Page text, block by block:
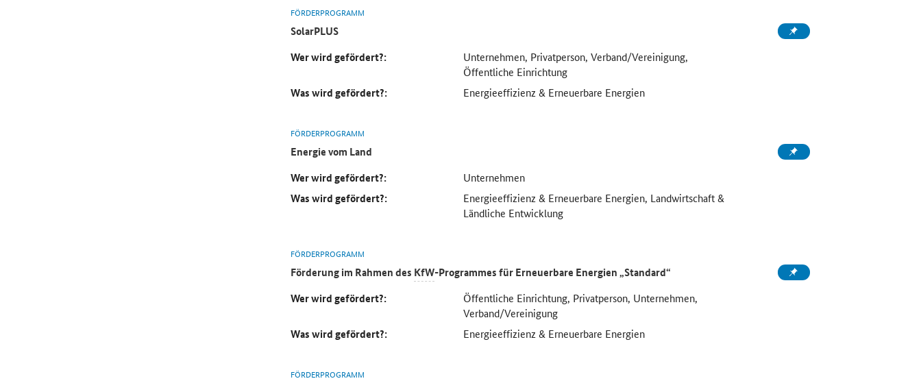
FÖRDERPROGRAMM
SolarPLUS
Wer wird gefördert?:
Unternehmen, Privatperson, Verband/Vereinigung,
Öffentliche Einrichtung
Was wird gefördert?: Energieeffizienz & Erneuerbare Energien
FÖRDERPROGRAMM
Energie vom Land
Wer wird gefördert?:
Unternehmen
Was wird gefördert?:
Energieeffizienz & Erneuerbare Energien, Landwirtschaft &
Ländliche Entwicklung
FÖRDERPROGRAMM
Förderung im Rahmen des KfW-Programmes für Erneuerbare Energien „Standard“
Wer wird gefördert?:
Öffentliche Einrichtung, Privatperson, Unternehmen,
Verband/Vereinigung
Was wird gefördert?: Energieeffizienz & Erneuerbare Energien
FÖRDERPROGRAMM